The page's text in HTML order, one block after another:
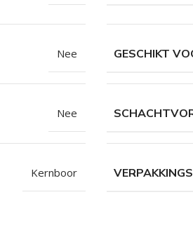
Nee GESCHIKT
Nee
Kernboor